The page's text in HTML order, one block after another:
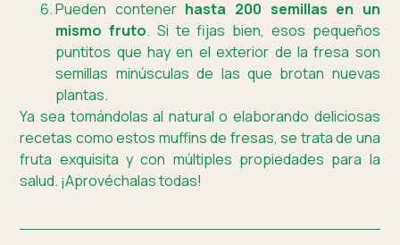
Pueden contener hasta 200 semillas en un
mismo fruto. Si te fijas bien, esos pequeños
puntitos que hay en el exterior de la fresa son
semillas minúsculas de las que brotan nuevas
plantas.
Ya sea tomándolas al natural o elaborando deliciosas
recetas como estos muffins de fresas, se trata de una
fruta exquisita y con múltiples propiedades para la
salud. ¡Aprovéchalas todas!